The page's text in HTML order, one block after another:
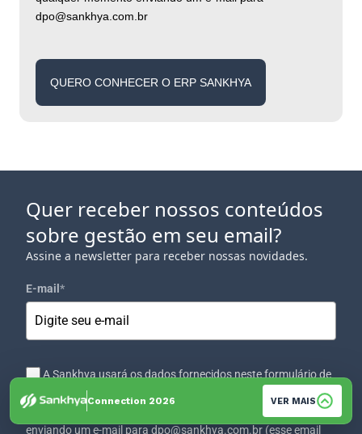
dpo@sankhya.com.br
QUERO CONHECER O ERP SANKHYA
Quer receber nossos conteúdos
sobre gestão em seu email?
Assine a newsletter para receber nossas novidades.
E-mail*
A Sankhya usará os dados fornecidos neste formulário de
acordo com a sua Política de Privacidade. Sei que posso
mudar de ideia e revogar esta decisão a qualquer momento
enviando um e-mail para dpo@sankhya.com.br (esse email
Connection 2026 VER MAIS